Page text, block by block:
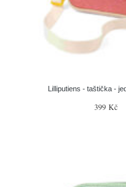
Lilliputiens - taštička -
399 Kč